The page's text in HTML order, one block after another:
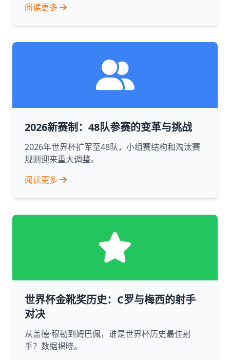
阅读更多
2026新赛制：48队参赛的变革与挑战
2026年世界杯扩军至48队，小组赛结构和淘汰赛
规则迎来重大调整。
阅读更多
世界杯金靴奖历史：C罗与梅西的射手
对决
从盖德·穆勒到姆巴佩，谁是世界杯历史最佳射
手？数据揭晓。